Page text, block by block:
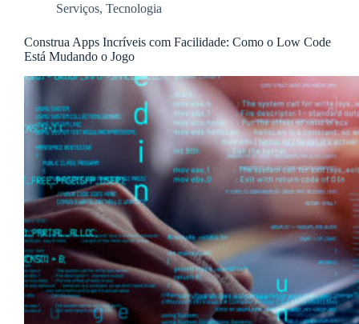
Serviços, Tecnologia
Construa Apps Incríveis com Facilidade: Como o Low Code
Está Mudando o Jogo